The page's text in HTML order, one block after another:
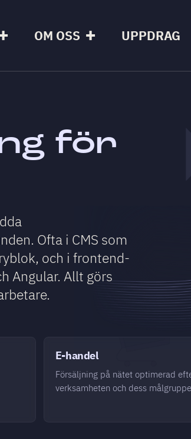
OM OSS UPPDRAG
för
Ofta i CMS som
och i frontend-
Angular. Allt görs
E-handel
Försäljning på nätet optimerad
verksamheten och dess